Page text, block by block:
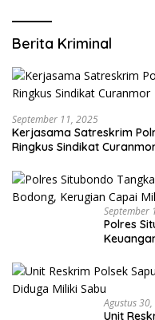
Berita Kriminal
September 11, 2025
Kerjasama Satreskrim
Ringkus Sindikat
September
Polres
Agustus
Unit